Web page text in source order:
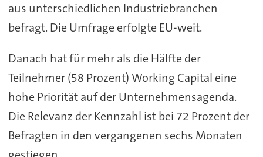
aus unterschiedlichen Industriebranchen
befragt. Die Umfrage erfolgte EU-weit.
Danach hat für mehr als die Hälfte der
Teilnehmer (58 Prozent) Working Capital eine
hohe Priorität auf der Unternehmensagenda.
Die Relevanz der Kennzahl ist bei 72 Prozent der
Befragten in den vergangenen sechs Monaten